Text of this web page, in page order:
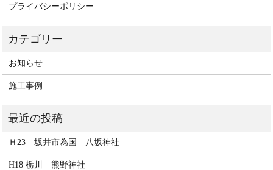
プライバシーポリシー
お知らせ
施工事例
Ｈ23 坂井市為国 八坂神社
H18 栃川 熊野神社